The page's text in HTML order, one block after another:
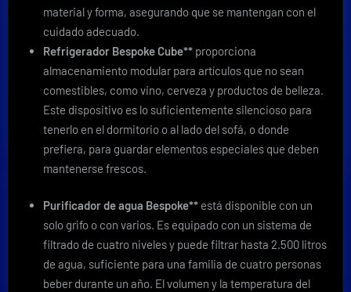
material y forma, asegurando que se mantengan con el
cuidado adecuado.
Refrigerador Bespoke Cube** proporciona
almacenamiento modular para artículos que no sean
comestibles, como vino, cerveza y productos de belleza.
Este dispositivo es lo suficientemente silencioso para
tenerlo en el dormitorio o al lado del sofá, o donde
prefiera, para guardar elementos especiales que deben
mantenerse frescos.
Purificador de agua Bespoke** está disponible con un
solo grifo o con varios. Es equipado con un sistema de
filtrado de cuatro niveles y puede filtrar hasta 2.500 litros
de agua, suficiente para una familia de cuatro personas
beber durante un año. El volumen y la temperatura del